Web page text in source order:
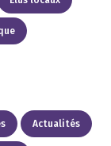
Actualités